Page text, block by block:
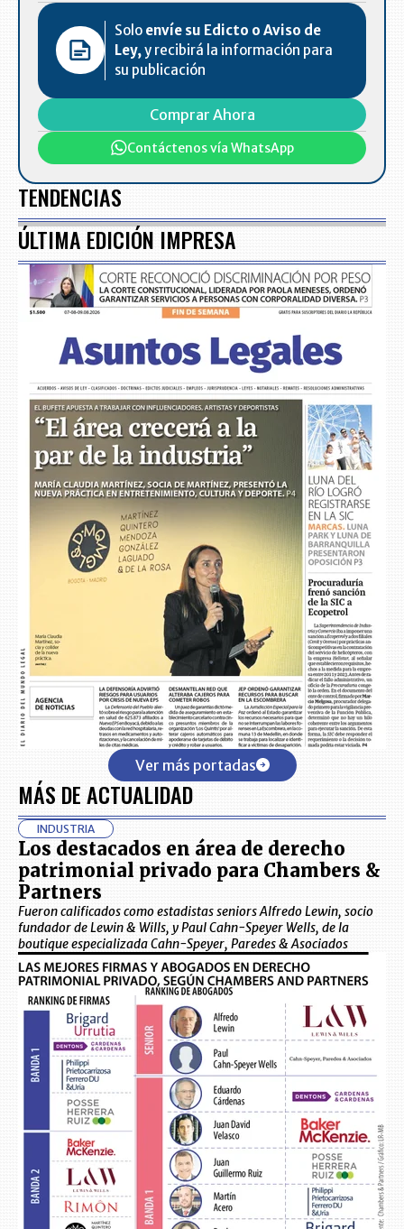
Solo envíe su Edicto o Aviso de
Ley, y recibirá la información para
su publicación
Comprar Ahora
Contáctenos vía WhatsApp
TENDENCIAS
ÚLTIMA EDICIÓN IMPRESA
Ver más portadas
MÁS DE ACTUALIDAD
INDUSTRIA
Los destacados en área de derecho
patrimonial privado para Chambers &
Partners
Fueron calificados como estadistas seniors Alfredo Lewin, socio
fundador de Lewin & Wills, y Paul Cahn-Speyer Wells, de la
boutique especializada Cahn-Speyer, Paredes & Asociados